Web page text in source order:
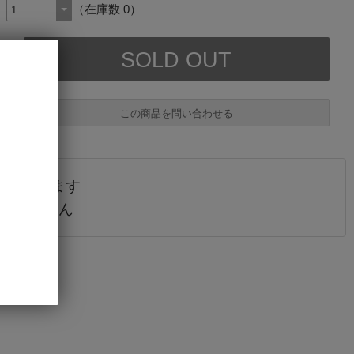
（在庫数 0）
この商品を問い合わせる
必須
れています
しません